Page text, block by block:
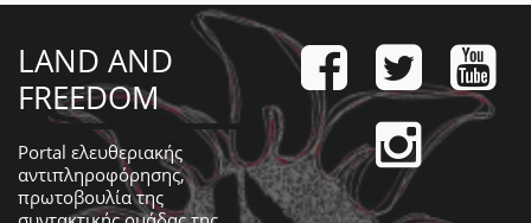
LAND AND
FREEDOM
Portal ελευθεριακής
αντιπληροφόρησης,
πρωτοβουλία της